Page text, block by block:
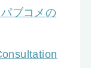
ブコメの